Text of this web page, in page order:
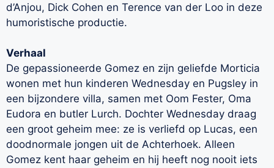
d’Anjou, Dick Cohen en Terence van der Loo in deze
humoristische productie.
Verhaal
De gepassioneerde Gomez en zijn geliefde Morticia
wonen met hun kinderen Wednesday en Pugsley in
een bijzondere villa, samen met Oom Fester, Oma
Eudora en butler Lurch. Dochter Wednesday draag
een groot geheim mee: ze is verliefd op Lucas, een
doodnormale jongen uit de Achterhoek. Alleen
Gomez kent haar geheim en hij heeft nog nooit iets